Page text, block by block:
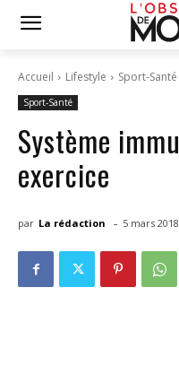
Accueil Lifestyle Sport-Santé
Sport-Santé
Système
exercice
par La rédaction - 5 mars